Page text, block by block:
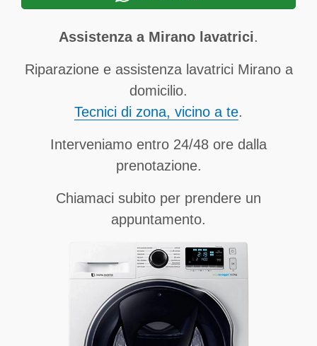
Assistenza a Mirano lavatrici.
Riparazione e assistenza lavatrici Mirano a
domicilio.
Tecnici di zona, vicino a te.
Interveniamo entro 24/48 ore dalla
prenotazione.
Chiamaci subito per prendere un
appuntamento.